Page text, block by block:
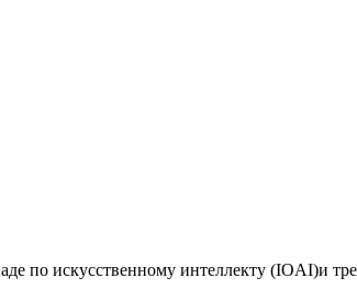
по искусственному интеллекту (IOAI)и